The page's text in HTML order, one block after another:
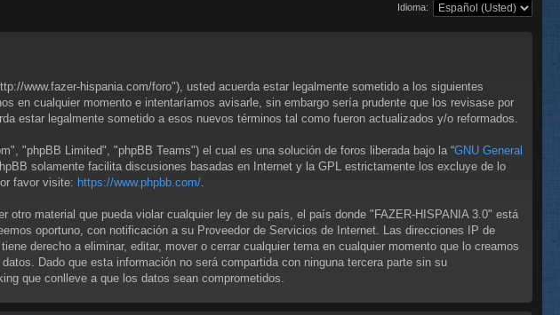
fic ra
Idioma:
www.fazer-hispania.com/foro"), usted acuerda estar legalmente sometido a los siguientes
en cualquier momento e intentaríamos avisarle, sin embargo sería prudente que los revisase por
estar legalmente sometido a esos nuevos términos tal como fueron actualizados y/o reformados.
"phpBB Limited", "phpBB Teams") el cual es una solución de foros liberada bajo la “GNU General
solamente facilita discusiones basadas en Internet y la GPL estrictamente los excluye de lo
favor visite: https://www.phpbb.com/.
material que pueda violar cualquier ley de su país, el país donde "FAZER-HISPANIA 3.0" está
oportuno, con notificación a su Proveedor de Servicios de Internet. Las direcciones IP de
derecho a eliminar, editar, mover o cerrar cualquier tema en cualquier momento que lo creamos
Dado que esta información no será compartida con ninguna tercera parte sin su
que conlleve a que los datos sean comprometidos.